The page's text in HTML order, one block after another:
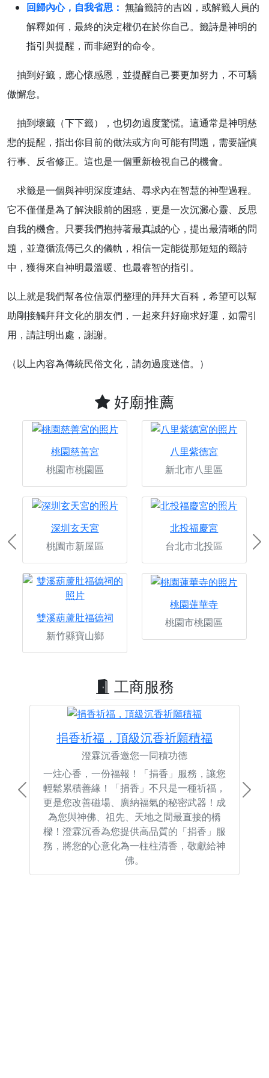
回歸內心，自我省思： 無論籤詩的吉凶，或解籤人員的
解釋如何，最終的決定權仍在於你自己。籤詩是神明的
指引與提醒，而非絕對的命令。
抽到好籤，應心懷感恩，並提醒自己要更加努力，不可驕
傲懈怠。
抽到壞籤（下下籤），也切勿過度驚慌。這通常是神明慈
悲的提醒，指出你目前的做法或方向可能有問題，需要謹慎
行事、反省修正。這也是一個重新檢視自己的機會。
求籤是一個與神明深度連結、尋求內在智慧的神聖過程。
它不僅僅是為了解決眼前的困惑，更是一次沉澱心靈、反思
自我的機會。只要我們抱持著最真誠的心，提出最清晰的問
題，並遵循流傳已久的儀軌，相信一定能從那短短的籤詩
中，獲得來自神明最溫暖、也最睿智的指引。
以上就是我們幫各位信眾們整理的拜拜大百科，希望可以幫
助剛接觸拜拜文化的朋友們，一起來拜好廟求好運，如需引
用，請註明出處，謝謝。
（以上內容為傳統民俗文化，請勿過度迷信。）
好廟推薦
桃園慈善宮
桃園市桃園區
八里紫德宮
新北市八里區
深圳玄天宮
桃園市新屋區
北投福慶宮
台北市北投區
雙溪葫蘆肚福德祠
新竹縣寶山鄉
桃園蓮華寺
桃園市桃園區
Previous
工商服務
捐香祈福，頂級沉香祈願積福
澄霖沉香邀您一同積功德
一炷心香，一份福報！「捐香」服務，讓您
輕鬆累積善緣！「捐香」不只是一種祈福，
更是您改善磁場、廣納福氣的秘密武器！成
為您與神佛、祖先、天地之間最直接的橋
樑！澄霖沉香為您提供高品質的「捐香」服
務，將您的心意化為一柱柱清香，敬獻給神
佛。
Previous Next